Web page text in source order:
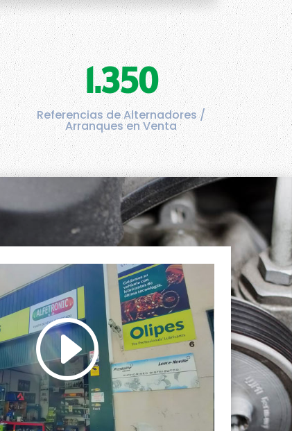
1.350
Referencias de Alternadores /
Arranques en Venta